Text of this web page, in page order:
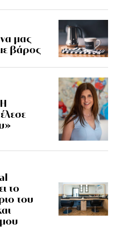
μας
βάρος
το
του